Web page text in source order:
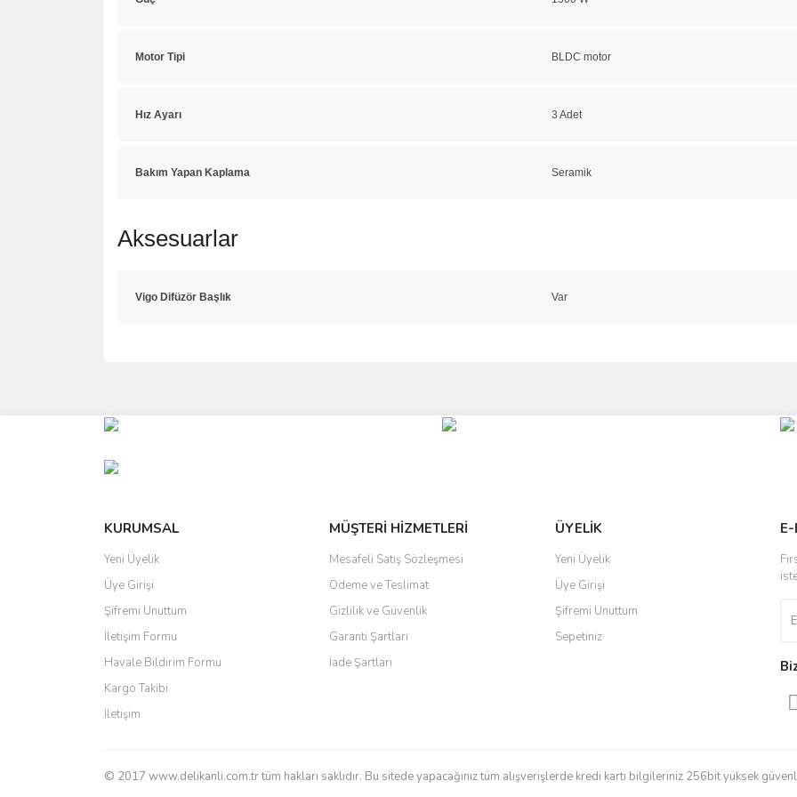
Motor Tipi BLDC motor
Hız Ayarı 3 Adet
Bakım Yapan Kaplama Seramik
Aksesuarlar
Vigo Difüzör Başlık Var
Ürün fiyatı diğer sitelerden daha pahalı.
KURUMSAL
Yeni Üyelik
Üye Girişi
Şifremi Unuttum
İletişim Formu
Havale Bildirim Formu
Kargo Takibi
İletişim
MÜŞTERİ HİZMETLERİ
Mesafeli Satış Sözleşmesi
Ödeme ve Teslimat
Gizlilik ve Güvenlik
Garanti Şartları
İade Şartları
ÜYELİK
Yeni Üyelik
Üye Girişi
Şifremi Unuttum
Sepetiniz
© 2017 www.delikanli.com.tr tüm hakları saklıdır. Bu sitede yapacağınız tüm alışverişlerde kredi kartı bilgileriniz 256bit yüksek